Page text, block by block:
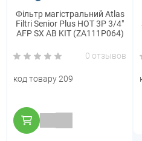
Фільтр магістральний Atlas
Filtri Senior Plus HOT 3P 3/4"
AFP SX AB KIT (ZA111P064)
0 отзывов
код товару 209